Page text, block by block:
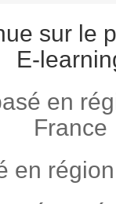
sur le
E-
en
France
en